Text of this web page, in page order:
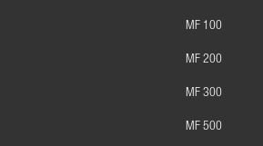
MF 100
MF 200
MF 300
MF 500